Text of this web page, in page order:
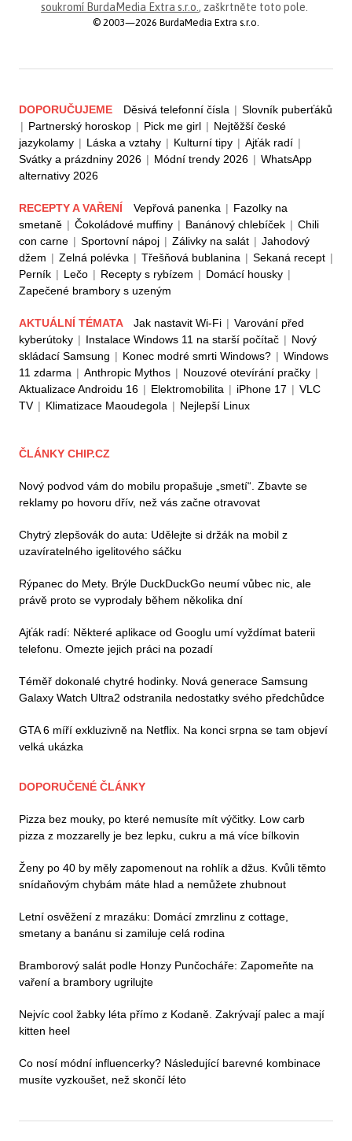
soukromí BurdaMedia Extra s.r.o., zaškrtněte toto pole.
© 2003—2026 BurdaMedia Extra s.r.o.
DOPORUČUJEME Děsivá telefonní čísla | Slovník puberťáků
| Partnerský horoskop | Pick me girl | Nejtěžší české
jazykolamy | Láska a vztahy | Kulturní tipy | Ajťák radí |
Svátky a prázdniny 2026 | Módní trendy 2026 | WhatsApp
alternativy 2026
RECEPTY A VAŘENÍ Vepřová panenka | Fazolky na
smetaně | Čokoládové muffiny | Banánový chlebíček | Chili
con carne | Sportovní nápoj | Zálivky na salát | Jahodový
džem | Zelná polévka | Třešňová bublanina | Sekaná recept |
Perník | Lečo | Recepty s rybízem | Domácí housky |
Zapečené brambory s uzeným
AKTUÁLNÍ TÉMATA Jak nastavit Wi-Fi | Varování před
kyberútoky | Instalace Windows 11 na starší počítač | Nový
skládací Samsung | Konec modré smrti Windows? | Windows
11 zdarma | Anthropic Mythos | Nouzové otevírání pračky |
Aktualizace Androidu 16 | Elektromobilita | iPhone 17 | VLC
TV | Klimatizace Maoudegola | Nejlepší Linux
ČLÁNKY CHIP.CZ
Nový podvod vám do mobilu propašuje „smetí“. Zbavte se
reklamy po hovoru dřív, než vás začne otravovat
Chytrý zlepšovák do auta: Udělejte si držák na mobil z
uzavíratelného igelitového sáčku
Rýpanec do Mety. Brýle DuckDuckGo neumí vůbec nic, ale
právě proto se vyprodaly během několika dní
Ajťák radí: Některé aplikace od Googlu umí vyždímat baterii
telefonu. Omezte jejich práci na pozadí
Téměř dokonalé chytré hodinky. Nová generace Samsung
Galaxy Watch Ultra2 odstranila nedostatky svého předchůdce
GTA 6 míří exkluzivně na Netflix. Na konci srpna se tam objeví
velká ukázka
DOPORUČENÉ ČLÁNKY
Pizza bez mouky, po které nemusíte mít výčitky. Low carb
pizza z mozzarelly je bez lepku, cukru a má více bílkovin
Ženy po 40 by měly zapomenout na rohlík a džus. Kvůli těmto
snídaňovým chybám máte hlad a nemůžete zhubnout
Letní osvěžení z mrazáku: Domácí zmrzlinu z cottage,
smetany a banánu si zamiluje celá rodina
Bramborový salát podle Honzy Punčocháře: Zapomeňte na
vaření a brambory ugrilujte
Nejvíc cool žabky léta přímo z Kodaně. Zakrývají palec a mají
kitten heel
Co nosí módní influencerky? Následující barevné kombinace
musíte vyzkoušet, než skončí léto